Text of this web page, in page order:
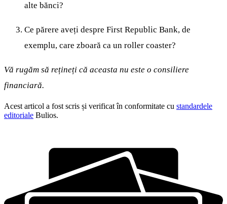
alte bănci?
Ce părere aveți despre First Republic Bank, de
exemplu, care zboară ca un roller coaster?
Vă rugăm să rețineți că aceasta nu este o consiliere
financiară.
Acest articol a fost scris și verificat în conformitate cu standardele
editoriale Bulios.